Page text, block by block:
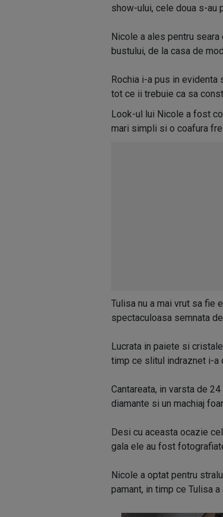
show-ului, cele doua s-au
Nicole a ales pentru
bustului, de la casa de
Rochia i-a pus in evidenta
tot ce ii trebuie ca sa
Look-ul lui Nicole a fost
mari simpli si o coafura
Tulisa nu a mai vrut sa fie
spectaculoasa semnata
Lucrata in paiete si
timp ce slitul indraznet i-a
Cantareata, in varsta de
diamante si un machiaj
Desi cu aceasta ocazie
gala ele au fost
Nicole a optat pentru
pamant, in timp ce Tulisa